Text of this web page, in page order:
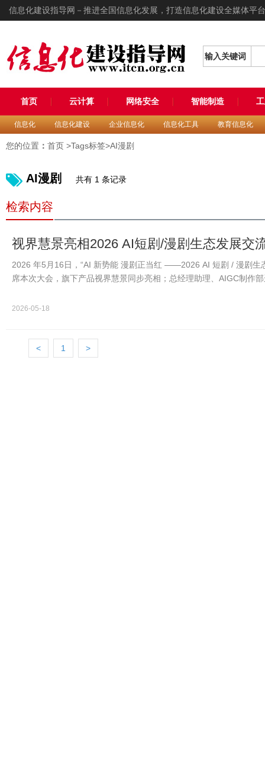
信息化建设指导网－推进全国信息化发展，打造信息化建设全媒体平台
输入关键词
首页 云计算 网络安全 智能制造
信息化 信息化建设 企业信息化 信息化工具 教育信息化
您的位置 ： 首页 >Tags标签>AI漫剧
AI漫剧 共有 1 条记录
检索内容
视界慧景亮相2026 AI短剧/漫剧生态发展交
业化正道
2026 年5月16日，“AI 新势能 漫剧正当红 ——2026 AI 短剧 / 漫剧生
席本次大会，旗下产品视界慧景同步亮相；总经理助理、AIGC制作
2026-05-18
< 1 >